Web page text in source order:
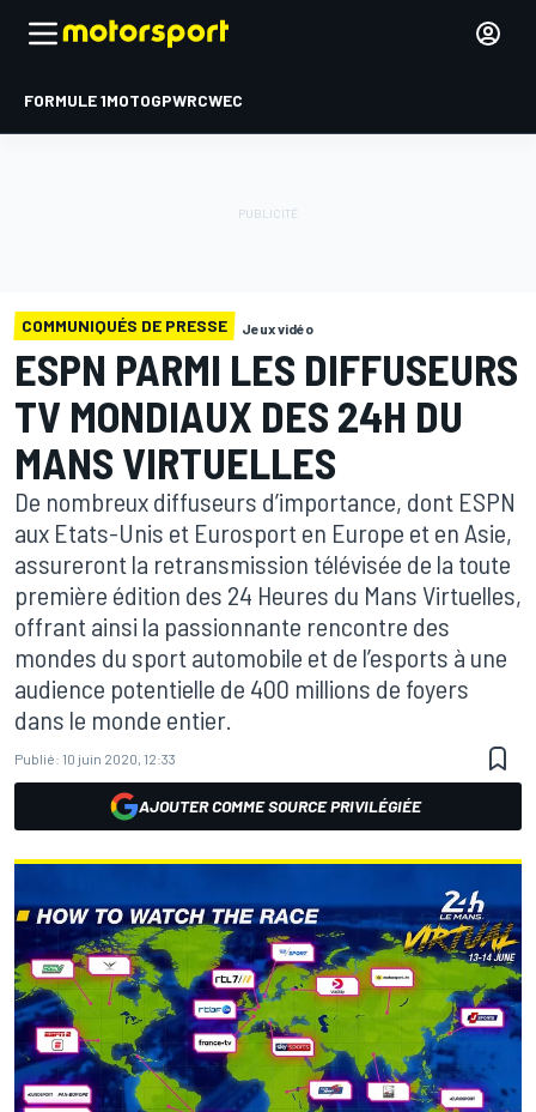
FORMULE 1MOTOGPWRCWEC
COMMUNIQUÉS DE PRESSE Jeux vidéo
ESPN PARMI LES DIFFUSEURS
TV MONDIAUX DES 24H DU
MANS VIRTUELLES
De nombreux diffuseurs d’importance, dont ESPN
aux Etats-Unis et Eurosport en Europe et en Asie,
assureront la retransmission télévisée de la toute
première édition des 24 Heures du Mans Virtuelles,
offrant ainsi la passionnante rencontre des
mondes du sport automobile et de l’esports à une
audience potentielle de 400 millions de foyers
dans le monde entier.
Publié: 10 juin 2020, 12:33
AJOUTER COMME SOURCE PRIVILÉGIÉE